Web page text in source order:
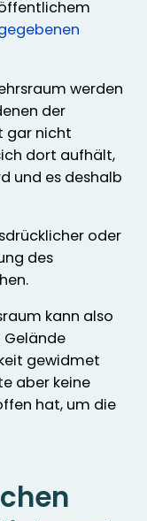
werden
der
gar nicht
dort aufhält,
und es deshalb
oder
des
kann also
Gelände
gewidmet
aber keine
hat, um die